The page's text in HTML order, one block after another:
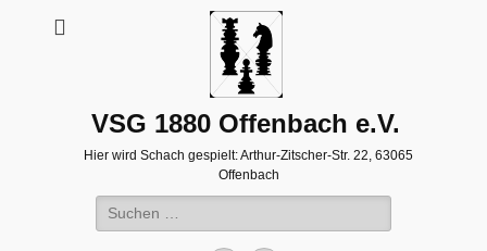
VSG 1880 Offenbach e.V.
Hier wird Schach gespielt: Arthur-Zitscher-Str. 22, 63065
Offenbach
Suche
nach: